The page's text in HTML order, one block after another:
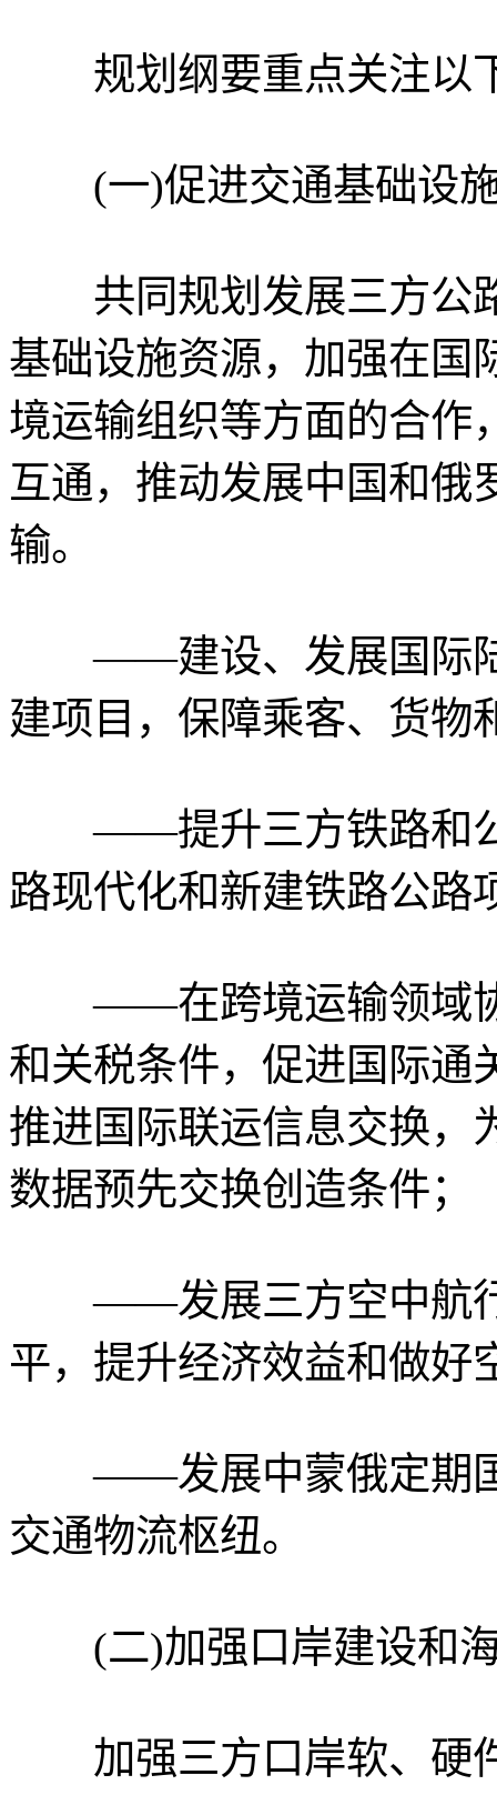
规划纲要重点关注以
(一)促进交通基础设施
共同规划发展三方公
基础设施资源，加强在国
境运输组织等方面的合作
互通，推动发展中国和俄
输。
——建设、发展国际陆
建项目，保障乘客、货物
——提升三方铁路和公
路现代化和新建铁路公路
——在跨境运输领域协
和关税条件，促进国际通
推进国际联运信息交换，
数据预先交换创造条件；
——发展三方空中航行
平，提升经济效益和做好
——发展中蒙俄定期国
交通物流枢纽。
(二)加强口岸建设和海
加强三方口岸软、硬